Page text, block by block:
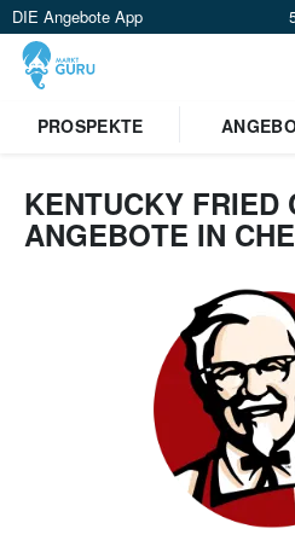
DIE Angebote App
PROSPEKTE
KENTUCKY FRIED
ANGEBOTE IN